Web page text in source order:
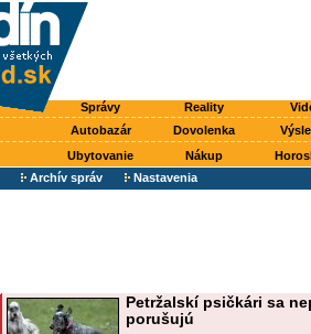
Správy Reality
Autobazár Dovolenka
Ubytovanie Nákup
Archív správ Nastavenia
Petržalskí psičkári sa
porušujú